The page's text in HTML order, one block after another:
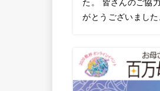
た。 皆さんのご協
がとうございまし